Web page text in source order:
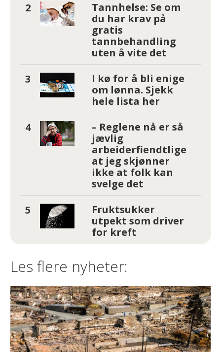
Tannhelse: Se om
du har krav på
gratis
tannbehandling
uten å vite det
I kø for å bli enige
om lønna. Sjekk
hele lista her
– Reglene nå er så
jævlig
arbeiderfiendtlige
at jeg skjønner
ikke at folk kan
svelge det
Fruktsukker
utpekt som driver
for kreft
Les flere nyheter: